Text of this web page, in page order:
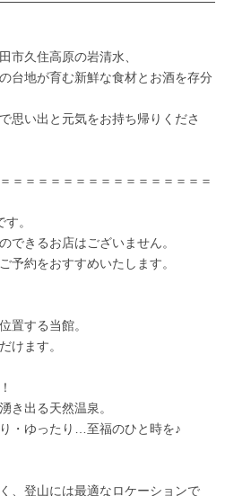
市久住高原の岩清水、
台地が育む新鮮な食材とお酒を存分
思い出と元気をお持ち帰りくださ
＝＝＝＝＝＝＝＝＝＝＝＝＝＝＝＝
。
きるお店はございません。
をおすすめいたします。
置する当館。
けます。
き出る天然温泉。
・ゆったり…至福のひと時を♪
、登山には最適なロケーションで